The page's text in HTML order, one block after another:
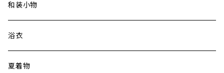
和装小物
浴衣
夏着物